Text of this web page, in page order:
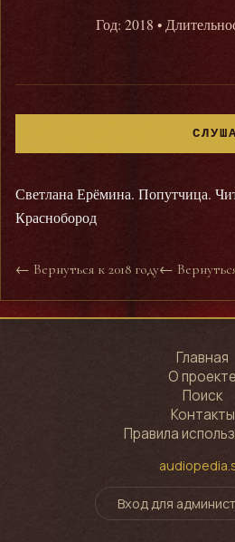
Год: 2018 •
Светлана Ерёмина. Попутчица.
Краснобород
← Вернуться к 2018 году←
Главная
О проекте
Поиск
Контакты
Правила
Вход для